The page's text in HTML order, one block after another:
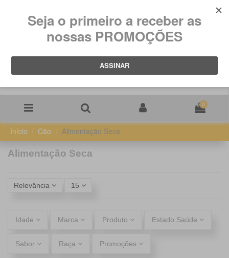
0
Início Cão Alimentação Seca
Alimentação Seca
Relevância 15
Idade Marca Produto Estado Saúde
Sabor Raça Promoções